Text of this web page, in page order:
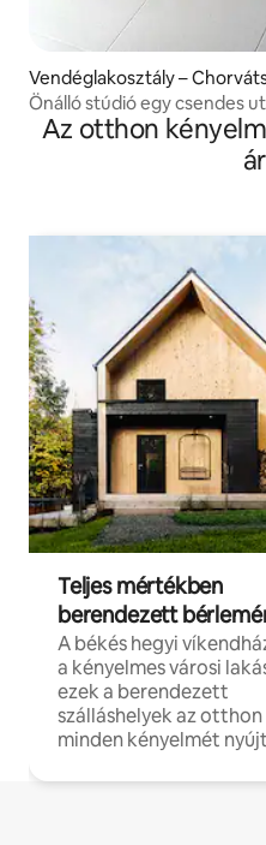
Vendéglakosztály –
Önálló stúdió egy csendes
Az otthon
Teljes mértékben
berendezett
A békés hegyi
a kényelmes városi
ezek a berendezett
szálláshelyek az otthon
minden kényelmét